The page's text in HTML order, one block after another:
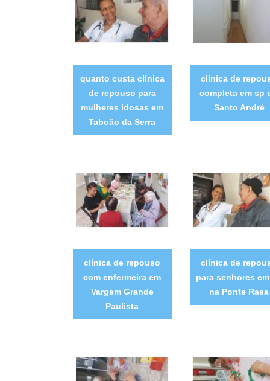
quanto custa clínica
de repouso para
mulheres idosas em
Taboão da Serra
clínica de
completa em sp
Santo André
clínica de repouso
com enfermeira em
Vargem Grande
Paulista
clínica de
para senhores
na Ponte Rasa